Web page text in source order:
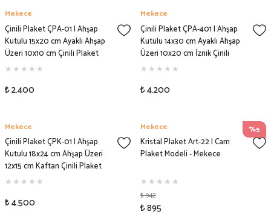
Mekece
Çinili Plaket ÇPA-01 | Ahşap
Kutulu 15x20 cm Ayaklı Ahşap
Üzeri 10x10 cm Çinili Plaket
Modeli
₺ 2.400
Mekece
Çinili Plaket ÇPA-401 | Ahşap
Kutulu 14x30 cm Ayaklı Ahşap
Üzeri 10x20 cm İznik Çinili
Plaket Modeli
₺ 4.200
Mekece
Çinili Plaket ÇPK-01 | Ahşap
Kutulu 18x24 cm Ahşap Üzeri
12x15 cm Kaftan Çinili Plaket
Modeli
₺ 4.500
%5
Mekece
Kristal Plaket Art-22 | Cam
Plaket Modeli - Mekece
₺ 942
₺ 895